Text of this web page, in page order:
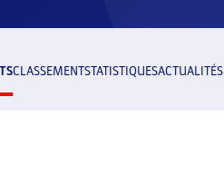
CLASSEMENTSTATISTIQUESACTUALITÉS